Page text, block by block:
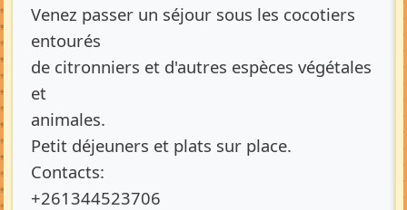
Venez passer un séjour sous les cocotiers
entourés
de citronniers et d'autres espèces végétales
et
animales.
Petit déjeuners et plats sur place.
Contacts:
+261344523706